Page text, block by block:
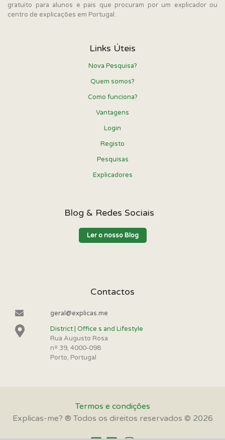
gratuito para alunos e pais que procuram por um explicador ou
centro de explicações em Portugal.
Links Úteis
Nova Pesquisa?
Quem somos?
Como funciona?
Vantagens
Login
Registo
Pesquisas
Explicadores
Blog & Redes Sociais
Ler o nosso Blog
Contactos
geral@explicas.me
District | Office s and Lifestyle
Rua Augusto Rosa
nº 39, 4000-098
Porto, Portugal
Termos e condições
Explicas-me? ® Todos os direitos reservados © 2026